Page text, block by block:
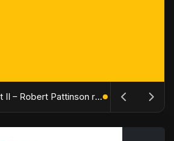
The Batman : Part II – Robert Pattinson replonge dans les ténèbres de Gotham dès octobre 2027